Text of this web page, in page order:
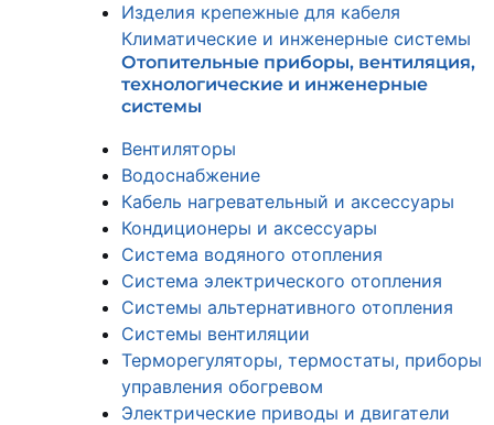
Изделия крепежные для кабеля
Климатические и инженерные системы
Отопительные приборы, вентиляция,
технологические и инженерные
системы
Вентиляторы
Водоснабжение
Кабель нагревательный и аксессуары
Кондиционеры и аксессуары
Система водяного отопления
Система электрического отопления
Системы альтернативного отопления
Системы вентиляции
Терморегуляторы, термостаты, приборы
управления обогревом
Электрические приводы и двигатели